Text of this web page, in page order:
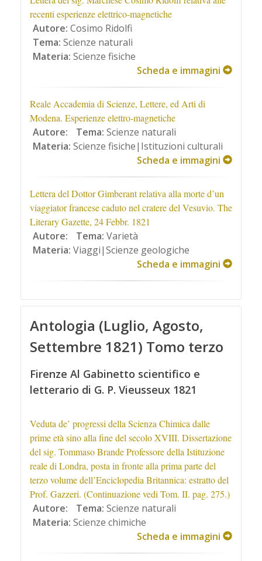
recenti esperienze elettrico-magnetiche
Autore: Cosimo Ridolfi
Tema: Scienze naturali
Materia: Scienze fisiche
Scheda e immagini
Reale Accademia di Scienze, Lettere, ed Arti di
Modena. Esperienze elettro-magnetiche
Autore: Tema: Scienze naturali
Materia: Scienze fisiche|Istituzioni culturali
Scheda e immagini
Lettera del Dottor Gimberant relativa alla morte d’un
viaggiator francese caduto nel cratere del Vesuvio. The
Literary Gazette, 24 Febbr. 1821
Autore: Tema: Varietà
Materia: Viaggi|Scienze geologiche
Scheda e immagini
Antologia (Luglio, Agosto,
Settembre 1821) Tomo terzo
Firenze Al Gabinetto scientifico e
letterario di G. P. Vieusseux 1821
Veduta de’ progressi della Scienza Chimica dalle
prime età sino alla fine del secolo XVIII. Dissertazione
del sig. Tommaso Brande Professore della Istituzione
reale di Londra, posta in fronte alla prima parte del
terzo volume dell’Enciclopedia Britannica: estratto del
Prof. Gazzeri. (Continuazione vedi Tom. II. pag. 275.)
Autore: Tema: Scienze naturali
Materia: Scienze chimiche
Scheda e immagini